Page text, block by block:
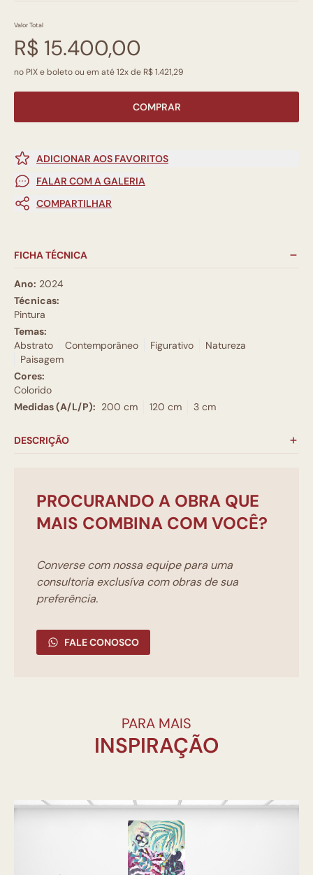
Valor Total
R$ 15.400,00
no PIX e boleto ou em até 12x de R$ 1.421,29
COMPRAR
ADICIONAR AOS FAVORITOS
FALAR COM A GALERIA
COMPARTILHAR
FICHA TÉCNICA
Ano: 2024
Técnicas:
Pintura
Temas:
Abstrato
Contemporâneo Figurativo
Natureza
Paisagem
Cores:
Colorido
Medidas (A/L/P): 200 cm 120 cm 3 cm
DESCRIÇÃO
PROCURANDO A OBRA QUE
MAIS COMBINA COM VOCÊ?
Converse com nossa equipe para uma
consultoria exclusíva com obras de sua
preferência.
FALE CONOSCO
PARA MAIS
INSPIRAÇÃO